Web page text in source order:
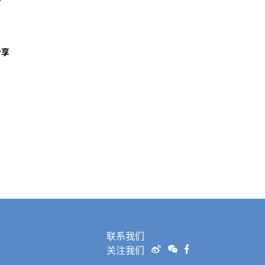
联系我们
关注我们